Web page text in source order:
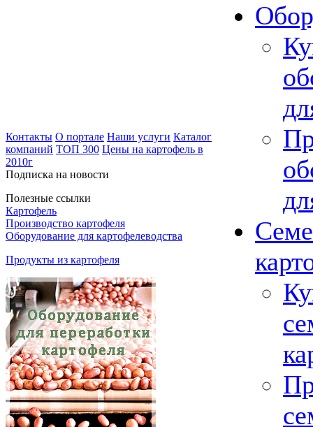
Контакты О портале Наши услуги Каталог
компаний ТОП 300 Цены на картофель в
2010г
Подписка на новости
Полезные ссылки
Картофель
Производство картофеля
Оборудование для картофелеводства
Продукты из картофеля